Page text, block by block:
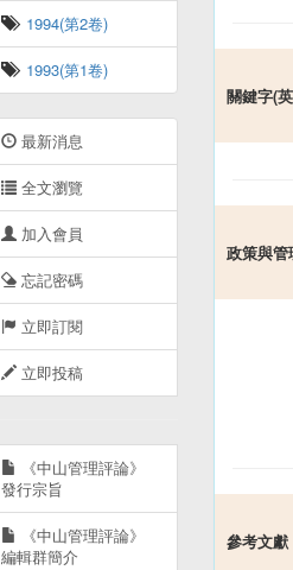
1994(第2卷)
1993(第1卷)
最新消息
全文瀏覽
加入會員
忘記密碼
立即訂閱
立即投稿
《中山管理評論》
發行宗旨
《中山管理評論》
編輯群簡介
關鍵字(
政策與管
參考文獻